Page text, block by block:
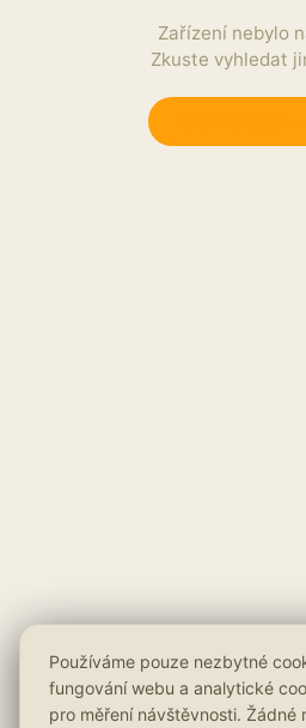
Zařízení nebylo
Zkuste vyhledat
Používáme pouze nezbytné
fungování webu a analytické
pro měření návštěvnosti. Žádné